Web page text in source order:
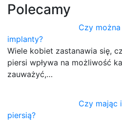
Polecamy
Czy
implanty?
Wiele kobiet zastanawia się,
piersi wpływa na możliwość
zauważyć,…
Czy mając
piersią?